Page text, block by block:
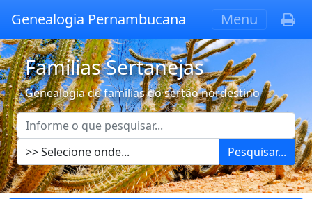
Genealogia Pernambucana Menu
Famílias Sertanejas
Genealogia de famílias do sertão nordestino
Pesquisar...